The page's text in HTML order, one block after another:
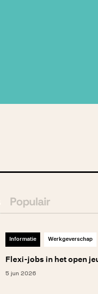
Populair
Informatie Werkgeverschap
Flexi-jobs in het open
5 jun 2026